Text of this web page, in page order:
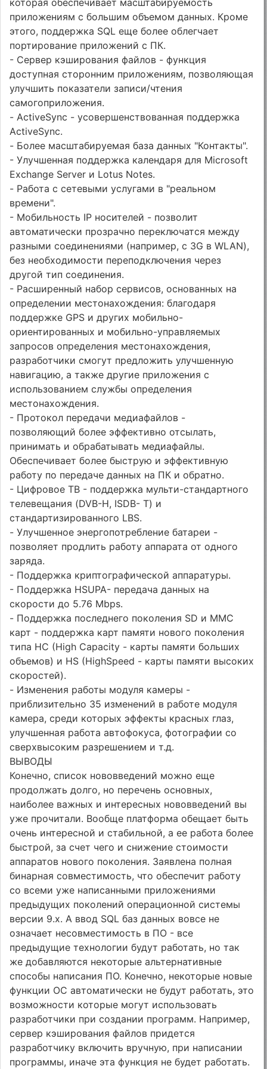
приложениям с большим объемом данных. Кроме
этого, поддержка SQL еще более облегчает
портирование приложений с ПК.
- Сервер кэширования файлов - функция
доступная сторонним приложениям, позволяющая
улучшить показатели записи/чтения
самогоприложения.
- ActiveSync - усовершенствованная поддержка
ActiveSync.
- Более масштабируемая база данных "Контакты".
- Улучшенная поддержка календаря для Microsoft
Exchange Server и Lotus Notes.
- Работа с сетевыми услугами в "реальном
времени".
- Мобильность IP носителей - позволит
автоматически прозрачно переключатся между
разными соединениями (например, с 3G в WLAN),
без необходимости переподключения через
другой тип соединения.
- Расширенный набор сервисов, основанных на
определении местонахождения: благодаря
поддержке GPS и других мобильно-
ориентированных и мобильно-управляемых
запросов определения местонахождения,
разработчики смогут предложить улучшенную
навигацию, а также другие приложения с
использованием службы определения
местонахождения.
- Протокол передачи медиафайлов -
позволяющий более эффективно отсылать,
принимать и обрабатывать медиафайлы.
Обеспечивает более быструю и эффективную
работу по передаче данных на ПК и обратно.
- Цифровое ТВ - поддержка мульти-стандартного
телевещания (DVB-H, ISDB- T) и
стандартизированного LBS.
- Улучшенное энергопотребление батареи -
позволяет продлить работу аппарата от одного
заряда.
- Поддержка криптографической аппаратуры.
- Поддержка HSUPA- передача данных на
скорости до 5.76 Mbps.
- Поддержка последнего поколения SD и MMC
карт - поддержка карт памяти нового поколения
типа HC (High Capacity - карты памяти больших
объемов) и HS (HighSpeed - карты памяти высоких
скоростей).
- Изменения работы модуля камеры -
приблизительно 35 изменений в работе модуля
камера, среди которых эффекты красных глаз,
улучшенная работа автофокуса, фотографии со
сверхвысоким разрешением и т.д.
ВЫВОДЫ
Конечно, список нововведений можно еще
продолжать долго, но перечень основных,
наиболее важных и интересных нововведений вы
уже прочитали. Вообще платформа обещает быть
очень интересной и стабильной, а ее работа более
быстрой, за счет чего и снижение стоимости
аппаратов нового поколения. Заявлена полная
бинарная совместимость, что обеспечит работу
со всеми уже написанными приложениями
предыдущих поколений операционной системы
версии 9.х. А ввод SQL баз данных вовсе не
означает несовместимость в ПО - все
предыдущие технологии будут работать, но так
же добавляются некоторые альтернативные
способы написания ПО. Конечно, некоторые новые
функции ОС автоматически не будут работать, это
возможности которые могут использовать
разработчики при создании программ. Например,
сервер кэширования файлов придется
разработчику включить вручную, при написании
программы, иначе эта функция не будет работать.